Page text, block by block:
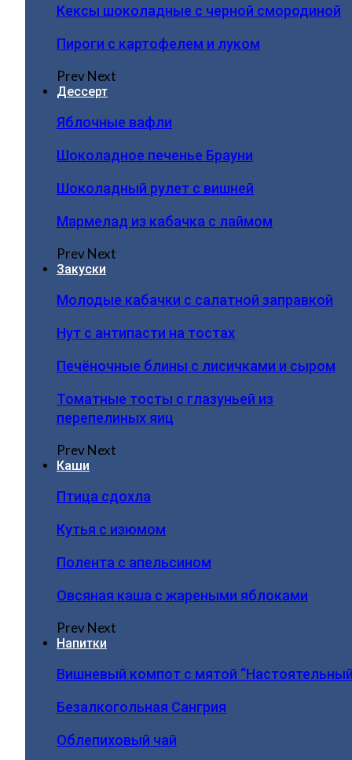
Кексы шоколадные с черной смородиной
Пироги c картофелем и луком
PrevNext
Дессерт
Яблочные вафли
Шоколадное печенье Брауни
Шоколадный рулет с вишней
Мармелад из кабачка с лаймом
PrevNext
Закуски
Молодые кабачки с салатной заправкой
Нут с антипасти на тостах
Печёночные блины с лисичками и сыром
Томатные тосты с глазуньей из
перепелиных яиц
PrevNext
Каши
Птица сдохла
Кутья с изюмом
Полента с апельсином
Овсяная каша с жареными яблоками
PrevNext
Напитки
Вишневый компот с мятой
Безалкогольная Сангрия
Облепиховый чай